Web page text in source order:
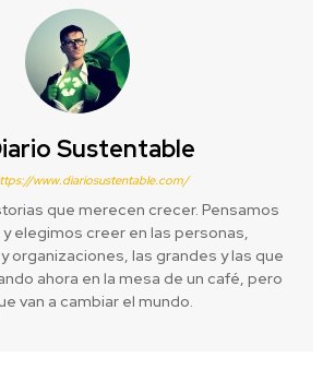
Sustentable
www.diariosustentable.com/
que merecen crecer. Pensamos
elegimos creer en las personas,
organizaciones, las grandes y las que
ahora en la mesa de un café, pero
van a cambiar el mundo.